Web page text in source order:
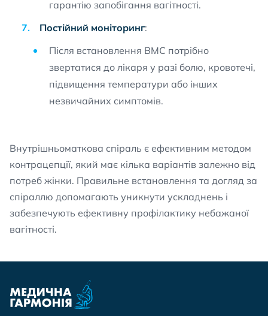
гарантію запобігання вагітності.
Постійний моніторинг:
Після встановлення ВМС потрібно
звертатися до лікаря у разі болю, кровотечі,
підвищення температури або інших
незвичайних симптомів.
Внутрішньоматкова спіраль є ефективним методом
контрацепції, який має кілька варіантів залежно від
потреб жінки. Правильне встановлення та догляд за
спіраллю допомагають уникнути ускладнень і
забезпечують ефективну профілактику небажаної
вагітності.